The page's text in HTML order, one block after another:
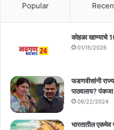
Popular
कोहळा खाण्याचे
01/15/2026
फडणवीसांनी
पाठवलाय? पंकजा
06/22/2024
भारतातील